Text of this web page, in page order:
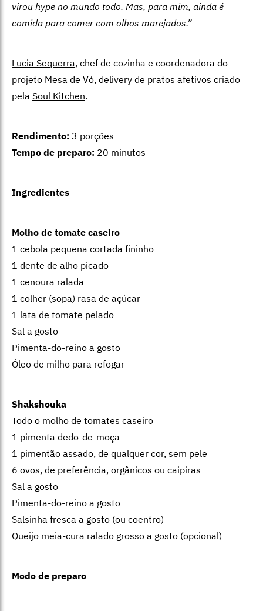
virou hype no mundo todo. Mas, para mim, ainda é
comida para comer com olhos marejados.”
Lucia Sequerra, chef de cozinha e coordenadora do
projeto Mesa de Vó, delivery de pratos afetivos criado
pela Soul Kitchen.
Rendimento: 3 porções
Tempo de preparo: 20 minutos
Ingredientes
Molho de tomate caseiro
1 cebola pequena cortada fininho
1 dente de alho picado
1 cenoura ralada
1 colher (sopa) rasa de açúcar
1 lata de tomate pelado
Sal a gosto
Pimenta-do-reino a gosto
Óleo de milho para refogar
Shakshouka
Todo o molho de tomates caseiro
1 pimenta dedo-de-moça
1 pimentão assado, de qualquer cor, sem pele
6 ovos, de preferência, orgânicos ou caipiras
Sal a gosto
Pimenta-do-reino a gosto
Salsinha fresca a gosto (ou coentro)
Queijo meia-cura ralado grosso a gosto (opcional)
Modo de preparo